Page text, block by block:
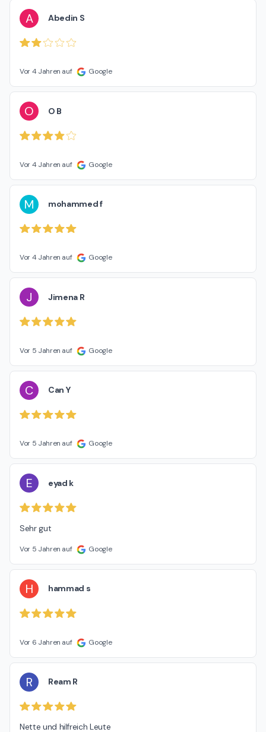
A Abedin S
Vor 4 Jahren auf Google
O O B
Vor 4 Jahren auf Google
M mohammed f
Vor 4 Jahren auf Google
J Jimena R
Vor 5 Jahren auf Google
C Can Y
Vor 5 Jahren auf Google
E eyad k
Sehr gut
Vor 5 Jahren auf Google
H hammad s
Vor 6 Jahren auf Google
R Ream R
Nette und hilfreich Leute